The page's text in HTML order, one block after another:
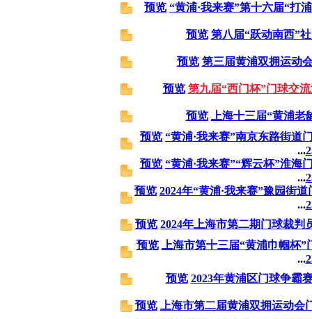
预览 “黄浦·我来赛”第十六届“打
预览 第八届“跃动南西”
预览 第三届黄浦双拥运动
预览 第九届“西门杯”门球交
预览
上海十三届“黄浦老
预览 “黄浦·我来赛”南京东路街道
...2
预览 “黄浦·我来赛”“辉云杯”淮海
...2
预览 2024年“黄浦·我来赛”豫园街
...2
预览 2024年上海市第二期门球裁判
预览
上海市第十三届“黄浦巾帼杯
...2
预览 2023年黄浦区门球争霸
预览
上海市第二届黄浦双拥运动会